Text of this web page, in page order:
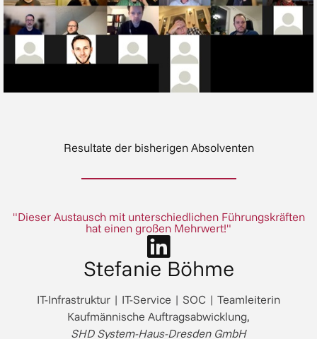
Resultate der bisherigen Absolventen
"Dieser Austausch mit unterschiedlichen Führungskräften
hat einen großen Mehrwert!"
Stefanie Böhme
IT-Infrastruktur | IT-Service | SOC | Teamleiterin
Kaufmännische Auftragsabwicklung,
SHD System-Haus-Dresden GmbH